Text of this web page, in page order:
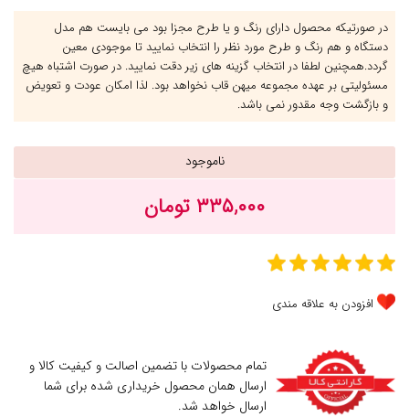
در صورتیکه محصول دارای رنگ و یا طرح مجزا بود می بایست هم مدل
دستگاه و هم رنگ و طرح مورد نظر را انتخاب نمایید تا موجودی معین
گردد.همچنین لطفا در انتخاب گزینه های زیر دقت نمایید. در صورت اشتباه هیچ
مسئولیتی بر عهده مجموعه میهن قاب نخواهد بود. لذا امکان عودت و تعویض
و بازگشت وجه مقدور نمی باشد.
ناموجود
۳۳۵,۰۰۰ تومان
افزودن به علاقه مندی
تمام محصولات با تضمین اصالت و کیفیت کالا و
ارسال همان محصول خریداری شده برای شما
ارسال خواهد شد.